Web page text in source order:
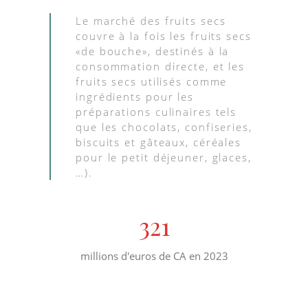
Le marché des fruits secs
couvre à la fois les fruits secs
«de bouche», destinés à la
consommation directe, et les
fruits secs utilisés comme
ingrédients pour les
préparations culinaires tels
que les chocolats, confiseries,
biscuits et gâteaux, céréales
pour le petit déjeuner, glaces,
…).
321
millions d'euros de CA en 2023